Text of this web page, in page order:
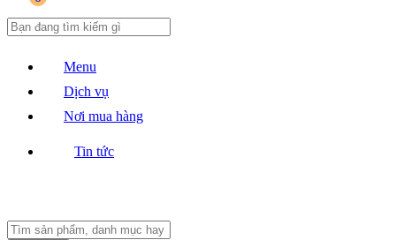
Menu
Dịch vụ
Nơi mua hàng
Tin tức